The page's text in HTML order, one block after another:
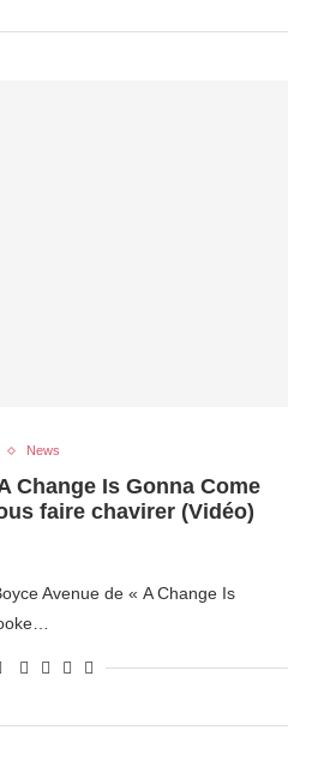
News
Change Is Gonna Come
faire chavirer (Vidéo)
Avenue de « A Change Is